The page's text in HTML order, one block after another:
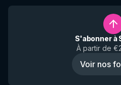
S'abonner à
À partir de
Voir nos